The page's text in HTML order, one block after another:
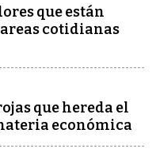
que están
cotidianas
que hereda el
económica